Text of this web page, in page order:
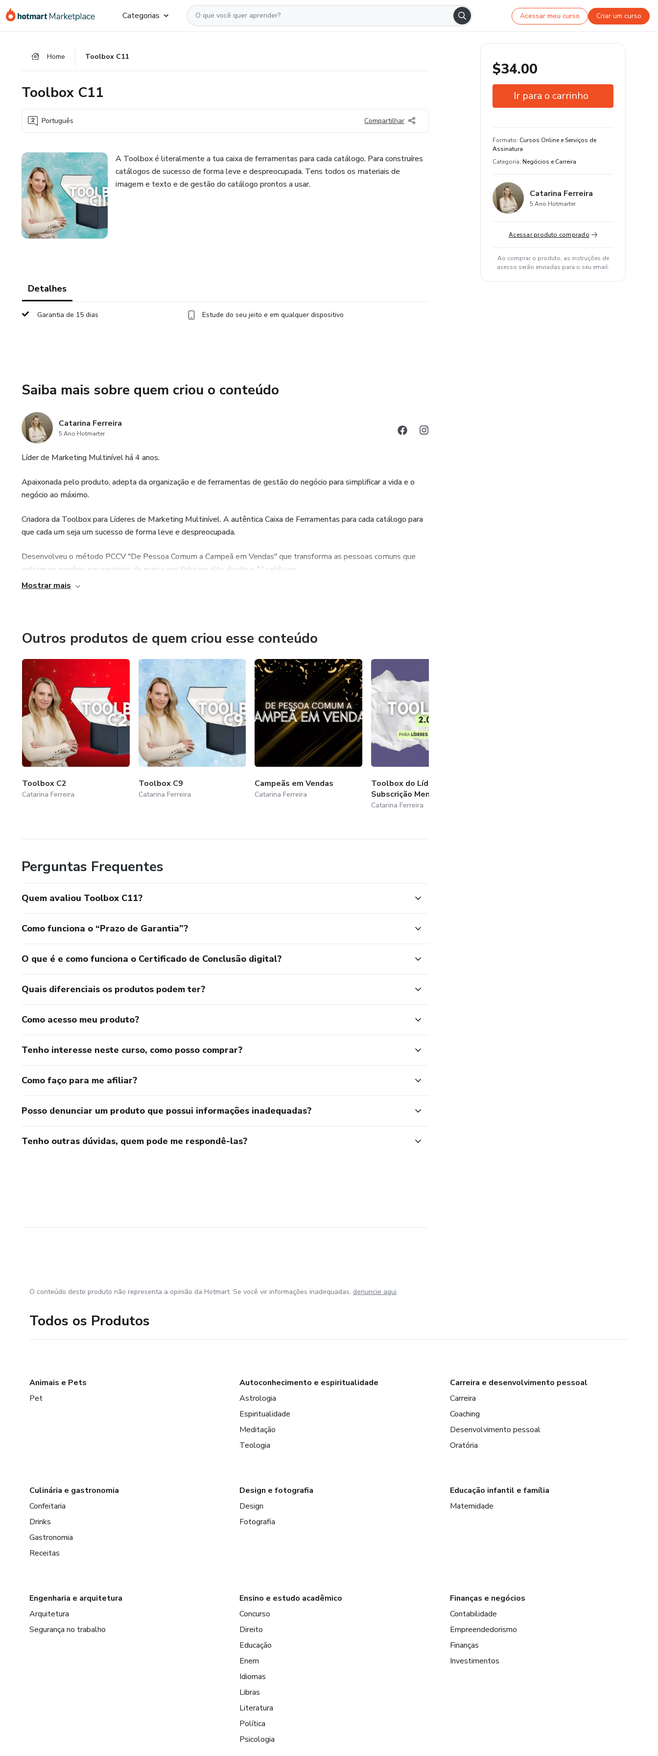
para
para
para
Categorias Acessar meu curso Criar um curso
Home Toolbox C11
Toolbox C11
Português Compartilhar
A Toolbox é literalmente a tua caixa de ferramentas para cada catálogo. Para construíres
catálogos de sucesso de forma leve e despreocupada. Tens todos os materiais de
imagem e texto e de gestão do catálogo prontos a usar.
Detalhes
Garantia de 15 dias Estude do seu jeito e em qualquer dispositivo
Saiba mais sobre quem criou o conteúdo
Catarina Ferreira
5 Ano Hotmarter
Líder de Marketing Multinível há 4 anos.
Apaixonada pelo produto, adepta da organização e de ferramentas de gestão do negócio para simplificar a vida e o
negócio ao máximo.
Criadora da Toolbox para Líderes de Marketing Multinível. A autêntica Caixa de Ferramentas para cada catálogo para
que cada um seja um sucesso de forma leve e despreocupada.
Desenvolveu o método PCCV "De Pessoa Comum a Campeã em Vendas" que transforma as pessoas comuns que
entram no negócio em parceiras de marca que faturam alto desde o 1º catálogo.
Mostrar mais
Outros produtos de quem criou esse conteúdo
Toolbox C2
Catarina Ferreira
Toolbox C9
Catarina Ferreira
Campeãs em Vendas
Catarina Ferreira
Toolbox do Líder Oriflame -
Subscrição Mensal
Catarina Ferreira
Perguntas Frequentes
Quem avaliou Toolbox C11?
Como funciona o “Prazo de Garantia”?
O que é e como funciona o Certificado de Conclusão digital?
Quais diferenciais os produtos podem ter?
Como acesso meu produto?
Tenho interesse neste curso, como posso comprar?
Como faço para me afiliar?
Posso denunciar um produto que possui informações inadequadas?
Tenho outras dúvidas, quem pode me respondê-las?
$34.00
Ir para o carrinho
Estude do seu jeito e em qualquer
dispositivo
Formato: Cursos Online e Serviços de
Assinatura
Categoria: Negócios e Carreira
Catarina Ferreira
5 Ano Hotmarter
Acessar produto comprado
Ao comprar o produto, as instruções de
acesso serão enviadas para o seu email.
O conteúdo deste produto não representa a opinião da Hotmart. Se você vir informações inadequadas, denuncie aqui
Todos os Produtos
Animais e Pets
Pet
Autoconhecimento e espiritualidade
Astrologia
Espiritualidade
Meditação
Teologia
Carreira e desenvolvimento pessoal
Carreira
Coaching
Desenvolvimento pessoal
Oratória
Culinária e gastronomia
Confeitaria
Drinks
Gastronomia
Receitas
Design e fotografia
Design
Fotografia
Educação infantil e família
Maternidade
Engenharia e arquitetura
Arquitetura
Segurança no trabalho
Ensino e estudo acadêmico
Concurso
Direito
Educação
Enem
Idiomas
Libras
Literatura
Política
Psicologia
Finanças e negócios
Contabilidade
Empreendedorismo
Finanças
Investimentos